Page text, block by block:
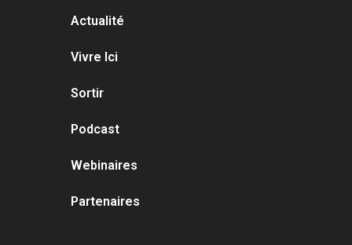
Actualité
Vivre Ici
Sortir
Podcast
Webinaires
Partenaires